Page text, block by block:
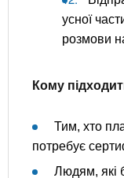
усної
розмови
Кому
Тим, хто
потребує
Людям, які